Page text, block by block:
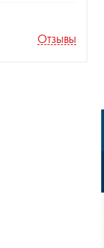
Отзывы